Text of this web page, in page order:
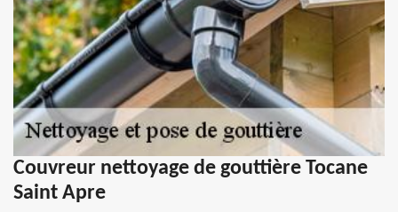
Couvreur nettoyage de gouttière Tocane
Saint Apre